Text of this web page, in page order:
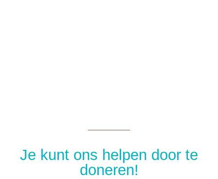
Je kunt ons helpen door te
doneren!